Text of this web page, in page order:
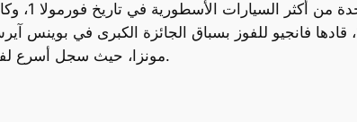
الخاصة. في عام 1955، قادها فانجيو للفوز بسباق الجائزة
مونزا، حيث سجل أسرع لفة بمتوسط سرعة بلغ 215.7 كيلومترًا في الساعة قبل أن ينسحب من السباق.